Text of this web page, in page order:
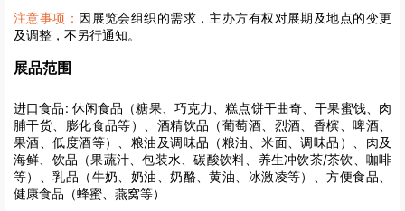
注意事项： 因展览会组织的需求，主办方有权对展期及地点的变更
及调整，不另行通知。
展品范围
进口食品: 休闲食品（糖果、巧克力、糕点饼干曲奇、干果蜜饯、肉
脯干货、膨化食品等）、酒精饮品（葡萄酒、烈酒、香槟、啤酒、
果酒、低度酒等）、粮油及调味品（粮油、米面、调味品）、肉及
海鲜、饮品（果蔬汁、包装水、碳酸饮料、养生冲饮茶/茶饮、咖啡
等）、乳品（牛奶、奶油、奶酪、黄油、冰激凌等）、方便食品、
健康食品（蜂蜜、燕窝等）